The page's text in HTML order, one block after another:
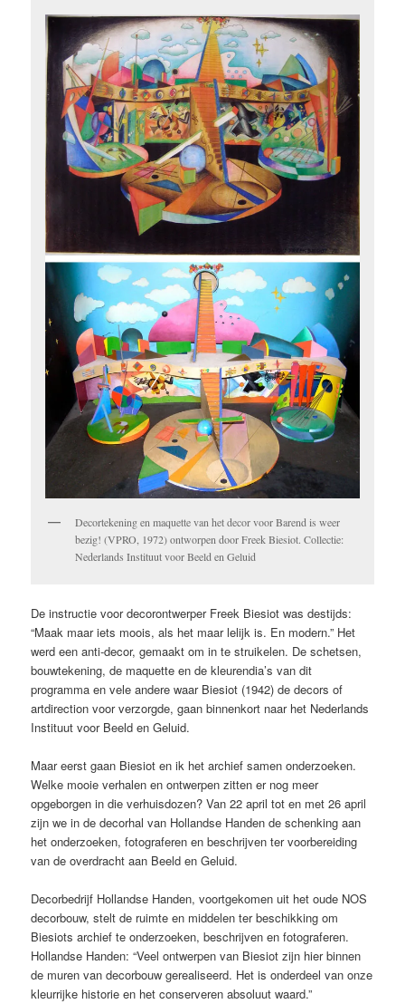
Decortekening en maquette van het decor voor Barend is weer
bezig! (VPRO, 1972) ontworpen door Freek Biesiot. Collectie:
Nederlands Instituut voor Beeld en Geluid
De instructie voor decorontwerper Freek Biesiot was destijds:
“Maak maar iets moois, als het maar lelijk is. En modern.” Het
werd een anti-decor, gemaakt om in te struikelen. De schetsen,
bouwtekening, de maquette en de kleurendia’s van dit
programma en vele andere waar Biesiot (1942) de decors of
artdirection voor verzorgde, gaan binnenkort naar het Nederlands
Instituut voor Beeld en Geluid.
Maar eerst gaan Biesiot en ik het archief samen onderzoeken.
Welke mooie verhalen en ontwerpen zitten er nog meer
opgeborgen in die verhuisdozen? Van 22 april tot en met 26 april
zijn we in de decorhal van Hollandse Handen de schenking aan
het onderzoeken, fotograferen en beschrijven ter voorbereiding
van de overdracht aan Beeld en Geluid.
Decorbedrijf Hollandse Handen, voortgekomen uit het oude NOS
decorbouw, stelt de ruimte en middelen ter beschikking om
Biesiots archief te onderzoeken, beschrijven en fotograferen.
Hollandse Handen: “Veel ontwerpen van Biesiot zijn hier binnen
de muren van decorbouw gerealiseerd. Het is onderdeel van onze
kleurrijke historie en het conserveren absoluut waard.”